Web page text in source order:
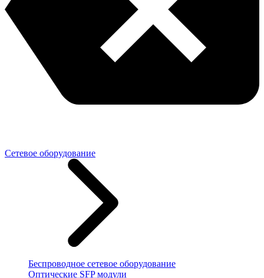
Сетевое оборудование
Беспроводное сетевое оборудование
Оптические SFP модули